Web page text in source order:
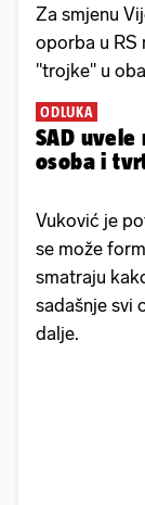
Za smjenu
oporba u RS
"trojke" u
ODLUKA
SAD
osoba i
Vuković je
se može
smatraju
sadašnje svi
dalje.